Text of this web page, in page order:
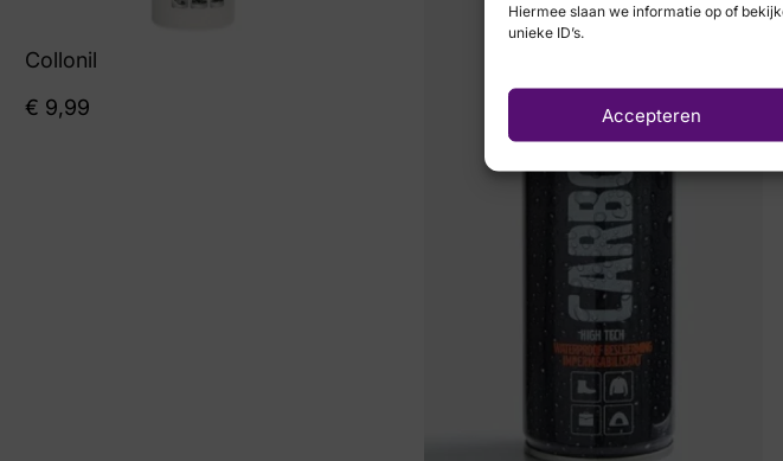
Hiermee slaan we informatie op of
unieke ID’s.
Accepteren
Collonil
€ 9,99